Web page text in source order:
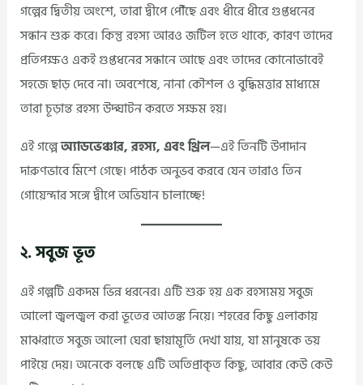
গল্পের দ্বিতীয় অংশে, তারা দ্বীপে পৌঁছে এবং ধীরে ধীরে গুপ্তধনের
সন্ধান শুরু করে। কিন্তু রহস্য আরও জটিল হতে থাকে, কারণ তাদের
প্রতিপক্ষও একই গুপ্তধনের সন্ধানে আছে এবং তাদের কোনোভাবেই
সহজে ছাড় দেবে না। অবশেষে, নানা কৌশল ও বুদ্ধিমত্তার মাধ্যমে
তারা চূড়ান্ত রহস্য উদ্ঘাটন করতে সক্ষম হয়।
এই গল্পেঅ্যাডভেঞ্চার, রহস্য, এবং থ্রিল—এই তিনটি উপাদান
দারুণভাবে মিশে গেছে। পাঠক অনুভব করবে যেন তারাও তিন
গোয়েন্দার সঙ্গে দ্বীপে অভিযান চালাচ্ছে!
২. সবুজ ভূত
এই গল্পটি একদম ভিন্ন ধরনের। এটি শুরু হয় এক রহস্যময় সবুজ
আলো জ্বলজ্বল করা ভূতের আতঙ্ক নিয়ে। শহরের কিছু এলাকায়
মাঝরাতে সবুজ আলো ঘেরা ছায়ামূর্তি দেখা যায়, যা মানুষকে ভয়
পাইয়ে দেয়। অনেকে বলছে এটি অতিপ্রাকৃত কিছু, আবার কেউ কেউ